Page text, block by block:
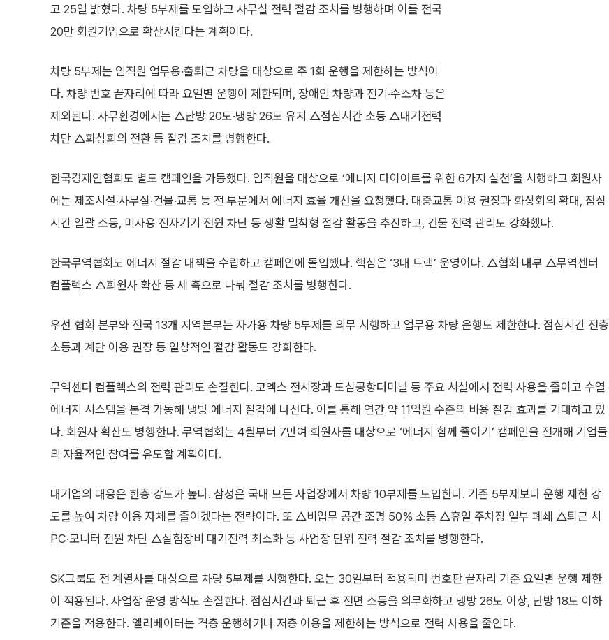
고 25일 밝혔다. 차량 5부제를 도입하고 사무실 전력 절감 조치를 병행하며 이를 전국
20만 회원기업으로 확산시킨다는 계획이다.
차량 5부제는 임직원 업무용·출퇴근 차량을 대상으로 주 1회 운행을 제한하는 방식이
다. 차량 번호 끝자리에 따라 요일별 운행이 제한되며, 장애인 차량과 전기·수소차 등은
제외된다. 사무환경에서는 △난방 20도·냉방 26도 유지 △점심시간 소등 △대기전력
차단 △화상회의 전환 등 절감 조치를 병행한다.
한국경제인협회도 별도 캠페인을 가동했다. 임직원을 대상으로 ‘에너지 다이어트를 위한 6가지 실천’을 시행하고 회원사
에는 제조시설·사무실·건물·교통 등 전 부문에서 에너지 효율 개선을 요청했다. 대중교통 이용 권장과 화상회의 확대, 점심
시간 일괄 소등, 미사용 전자기기 전원 차단 등 생활 밀착형 절감 활동을 추진하고, 건물 전력 관리도 강화했다.
한국무역협회도 에너지 절감 대책을 수립하고 캠페인에 돌입했다. 핵심은 ‘3대 트랙’ 운영이다. △협회 내부 △무역센터
컴플렉스 △회원사 확산 등 세 축으로 나눠 절감 조치를 병행한다.
우선 협회 본부와 전국 13개 지역본부는 자가용 차량 5부제를 의무 시행하고 업무용 차량 운행도 제한한다. 점심시간 전층
소등과 계단 이용 권장 등 일상적인 절감 활동도 강화한다.
무역센터 컴플렉스의 전력 관리도 손질한다. 코엑스 전시장과 도심공항터미널 등 주요 시설에서 전력 사용을 줄이고 수열
에너지 시스템을 본격 가동해 냉방 에너지 절감에 나선다. 이를 통해 연간 약 11억원 수준의 비용 절감 효과를 기대하고 있
다. 회원사 확산도 병행한다. 무역협회는 4월부터 7만여 회원사를 대상으로 ‘에너지 함께 줄이기’ 캠페인을 전개해 기업들
의 자율적인 참여를 유도할 계획이다.
대기업의 대응은 한층 강도가 높다. 삼성은 국내 모든 사업장에서 차량 10부제를 도입한다. 기존 5부제보다 운행 제한 강
도를 높여 차량 이용 자체를 줄이겠다는 전략이다. 또 △비업무 공간 조명 50% 소등 △휴일 주차장 일부 폐쇄 △퇴근 시
PC·모니터 전원 차단 △실험장비 대기전력 최소화 등 사업장 단위 전력 절감 조치를 병행한다.
SK그룹도 전 계열사를 대상으로 차량 5부제를 시행한다. 오는 30일부터 적용되며 번호판 끝자리 기준 요일별 운행 제한
이 적용된다. 사업장 운영 방식도 손질한다. 점심시간과 퇴근 후 전면 소등을 의무화하고 냉방 26도 이상, 난방 18도 이하
기준을 적용한다. 엘리베이터는 격층 운행하거나 저층 이용을 제한하는 방식으로 전력 사용을 줄인다.